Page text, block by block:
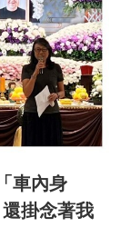
車內身
掛念著我